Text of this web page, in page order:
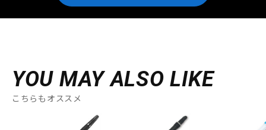
YOU MAY ALSO LIKE
こちらもオススメ